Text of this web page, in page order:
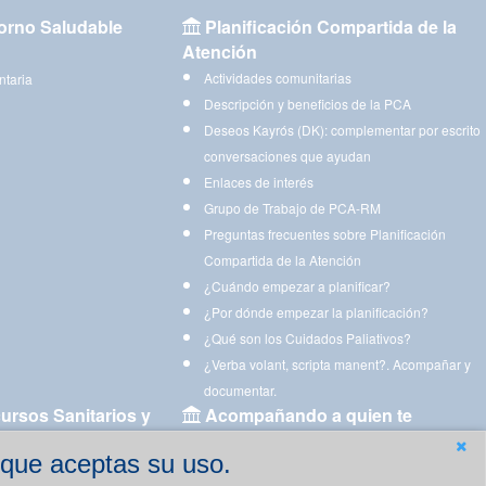
aceptas su uso.
Saludable
Planificación Compartida de la
Atención
Actividades comunitarias
Descripción y beneficios de la PCA
Deseos Kayrós (DK): complementar por escrito
conversaciones que ayudan
Enlaces de interés
Grupo de Trabajo de PCA-RM
Preguntas frecuentes sobre Planificación
Compartida de la Atención
¿Cuándo empezar a planificar?
¿Por dónde empezar la planificación?
¿Qué son los Cuidados Paliativos?
¿Verba volant, scripta manent?. Acompañar y
documentar.
Sanitarios y
Acompañando a quien te
Aplicaciones para descargar